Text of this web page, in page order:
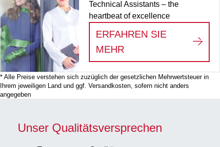
Technical Assistants – the
heartbeat of excellence
ERFAHREN SIE
MEHR
WE SEE THE
* Alle Preise verstehen sich zuzüglich der gesetzlichen Mehrwertsteuer in
Ihrem jeweiligen Land und ggf. Versandkosten, sofern nicht anders
angegeben
Unser Qualitätsversprechen